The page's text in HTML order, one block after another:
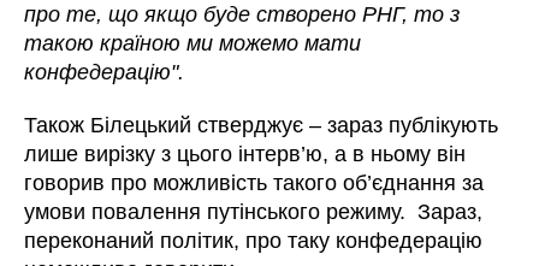
про те, що якщо буде створено РНГ, то з
такою країною ми можемо мати
конфедерацію".
Також Білецький стверджує – зараз публікують
лише вирізку з цього інтерв’ю, а в ньому він
говорив про можливість такого об’єднання за
умови повалення путінського режиму. Зараз,
переконаний політик, про таку конфедерацію